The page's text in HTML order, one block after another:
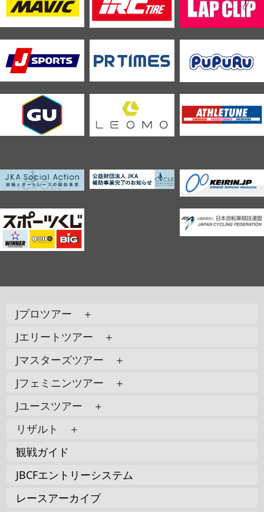
Jプロツアー ＋
Jエリートツアー ＋
Jマスターズツアー ＋
Jフェミニンツアー ＋
Jユースツアー ＋
リザルト ＋
観戦ガイド
JBCFエントリーシステム
レースアーカイブ